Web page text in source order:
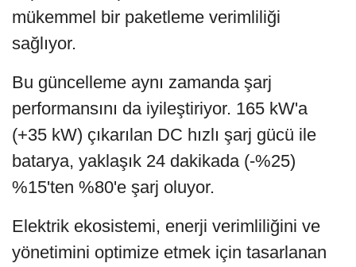
mükemmel bir paketleme verimliliği
sağlıyor.
Bu güncelleme aynı zamanda şarj
performansını da iyileştiriyor. 165 kW'a
(+35 kW) çıkarılan DC hızlı şarj gücü ile
batarya, yaklaşık 24 dakikada (-%25)
%15'ten %80'e şarj oluyor.
Elektrik ekosistemi, enerji verimliliğini ve
yönetimini optimize etmek için tasarlanan